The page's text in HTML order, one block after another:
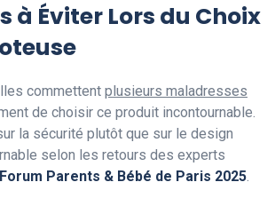
à Éviter Lors du Choix
commettent plusieurs maladresses
de choisir ce produit incontournable.
la sécurité plutôt que sur le design
selon les retours des experts
Forum Parents & Bébé de Paris 2025.